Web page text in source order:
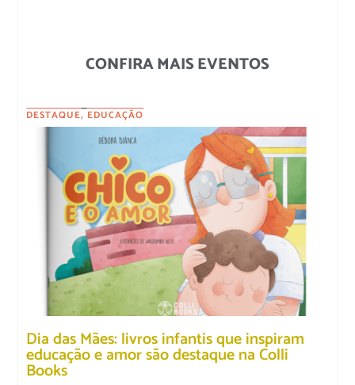
CONFIRA MAIS EVENTOS
DESTAQUE, EDUCAÇÃO
Dia das Mães: livros infantis que inspiram
educação e amor são destaque na Colli
Books